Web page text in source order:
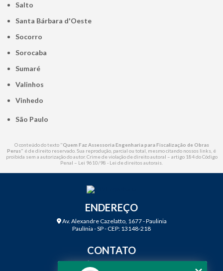
Salto
Santa Bárbara d'Oeste
Socorro
Sorocaba
Sumaré
Valinhos
Vinhedo
São Paulo
O conteúdo do texto "Quem Faz Assessoria Engenharia para Fiscalização de Obras
Perus" é de direito reservado. Sua reprodução, parcial ou total, mesmo citando nossos links, é
proibida sem a autorização do autor. Crime de violação de direito autoral – artigo 184 do Código
Penal – Lei 9610/98 - Lei de direitos autorais
ENDEREÇO
Av. Alexandre Cazelatto, 1677 - Paulinia
Paulínia - SP - CEP: 13148-218
CONTATO